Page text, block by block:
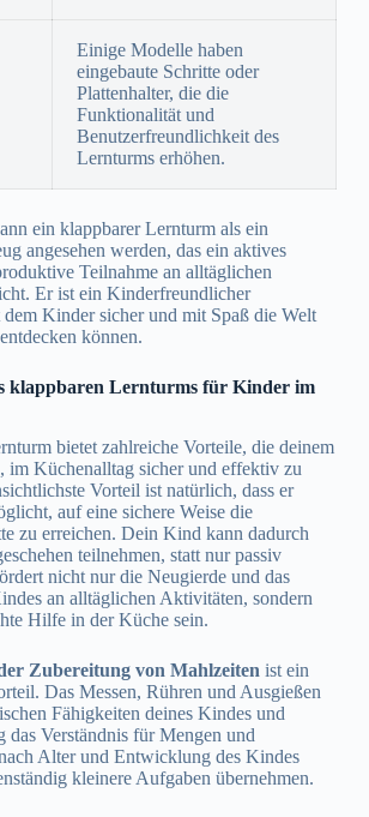
Einige Modelle haben
eingebaute Schritte oder
Plattenhalter, die die
Funktionalität und
Benutzerfreundlichkeit des
Lernturms erhöhen.
ein klappbarer Lernturm als ein
angesehen werden, das ein aktives
Teilnahme an alltäglichen
Er ist ein Kinderfreundlicher
Kinder sicher und mit Spaß die Welt
können.
klappbaren Lernturms für Kinder im
bietet zahlreiche Vorteile, die deinem
im Küchenalltag sicher und effektiv zu
Vorteil ist natürlich, dass er
auf eine sichere Weise die
zu erreichen. Dein Kind kann dadurch
teilnehmen, statt nur passiv
nicht nur die Neugierde und das
an alltäglichen Aktivitäten, sondern
Hilfe in der Küche sein.
Zubereitung von Mahlzeiten ist ein
Das Messen, Rühren und Ausgießen
Fähigkeiten deines Kindes und
das Verständnis für Mengen und
Alter und Entwicklung des Kindes
kleinere Aufgaben übernehmen.